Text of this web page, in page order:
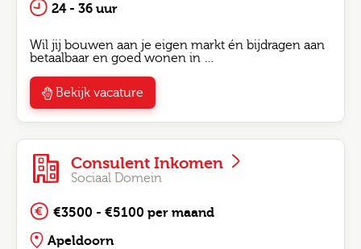
24 - 36 uur
Wil jij bouwen aan je eigen markt én bijdragen aan
betaalbaar en goed wonen in …
Bekijk vacature
Consulent Inkomen
Sociaal Domein
€3500 - €5100 per maand
Apeldoorn